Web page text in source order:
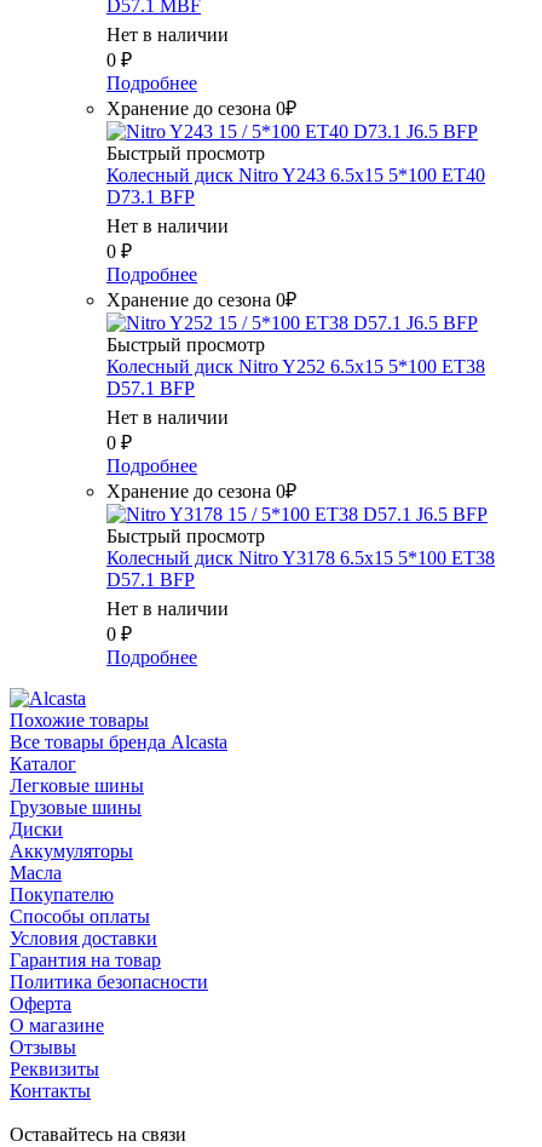
D57.1 MBF
Нет в наличии
0 ₽
Подробнее
Хранение до сезона 0₽
Быстрый просмотр
Колесный диск Nitro Y243 6.5x15 5*100 ET40
D73.1 BFP
Нет в наличии
0 ₽
Подробнее
Хранение до сезона 0₽
Быстрый просмотр
Колесный диск Nitro Y252 6.5x15 5*100 ET38
D57.1 BFP
Нет в наличии
0 ₽
Подробнее
Хранение до сезона 0₽
Быстрый просмотр
Колесный диск Nitro Y3178 6.5x15 5*100 ET38
D57.1 BFP
Нет в наличии
0 ₽
Подробнее
Похожие товары
Все товары бренда Alcasta
Каталог
Легковые шины
Грузовые шины
Диски
Аккумуляторы
Масла
Покупателю
Способы оплаты
Условия доставки
Гарантия на товар
Политика безопасности
Оферта
О магазине
Отзывы
Реквизиты
Контакты
Оставайтесь на связи